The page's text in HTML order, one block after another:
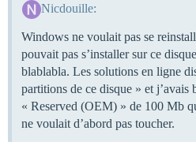
Nicdouille:
Windows ne voulait pas se
pouvait pas s’installer sur ce
blablabla. Les solutions en ligne
partitions de ce disque » et j’avais
« Reserved (OEM) » de 100 Mb
ne voulait d’abord pas toucher.